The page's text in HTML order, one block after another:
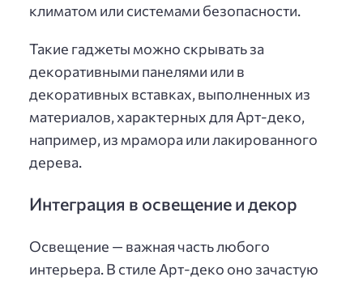
климатом или системами безопасности.
Такие гаджеты можно скрывать за
декоративными панелями или в
декоративных вставках, выполненных из
материалов, характерных для Арт-деко,
например, из мрамора или лакированного
дерева.
Интеграция в освещение и декор
Освещение — важная часть любого
интерьера. В стиле Арт-деко оно зачастую